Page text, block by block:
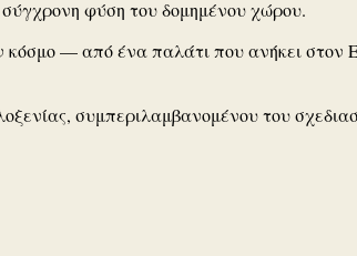
φύση του δομημένου χώρου.
κόσμο — από ένα παλάτι που ανήκει
συμπεριλαμβανομένου του